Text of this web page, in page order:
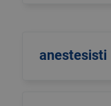
anestesisti